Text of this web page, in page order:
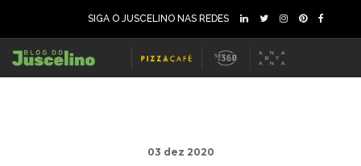
SIGA O JUSCELINO NAS REDES
03 dez 2020